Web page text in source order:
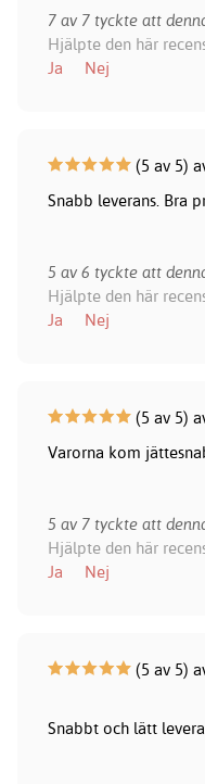
7 av 7 tyckte att
Hjälpte den här
Ja
Nej
(5 av 5)
Snabb leverans. Bra
5 av 6 tyckte att
Hjälpte den här
Ja
Nej
(5 av 5)
Varorna kom
5 av 7 tyckte att
Hjälpte den här
Ja
Nej
(5 av 5)
Snabbt och lätt